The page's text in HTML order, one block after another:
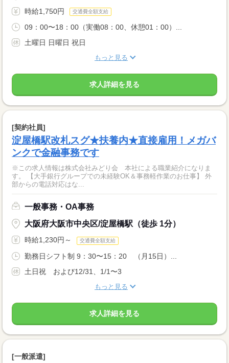
時給1,750円 交通費全額支給
09：00〜18：00（実働08：00、休憩01：00）...
土曜日 日曜日 祝日
もっと見る
求人詳細を見る
[契約社員]
淀屋橋駅改札スグ★扶養内★直接雇用！メガバ
ンクで金融事務です
※この求人情報は株式会社みどり会 本社による職業紹介になりま
す。 【大手銀行グループでの未経験OK＆事務軽作業のお仕事】 外
部からの電話対応はな...
一般事務・OA事務
大阪府大阪市中央区/淀屋橋駅（徒歩 1分）
時給1,230円～ 交通費全額支給
勤務日シフト制 9：30〜15：20 （月15日）...
土日祝 および12/31、1/1〜3
もっと見る
求人詳細を見る
[一般派遣]